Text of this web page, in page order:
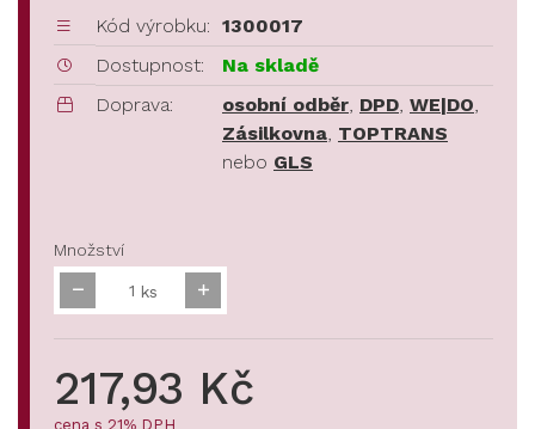
Kód výrobku: 1300017
Dostupnost:
Na skladě
Doprava:
osobní odběr, DPD, WE|DO,
Zásilkovna, TOPTRANS
nebo GLS
Množství
ks
217,93 Kč
cena s 21% DPH